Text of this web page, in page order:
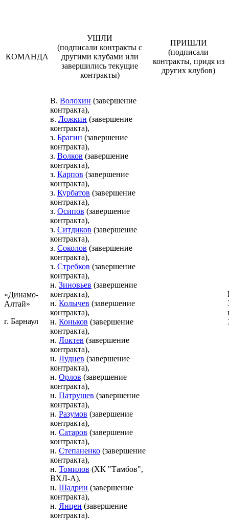
КОМАНДА
УШЛИ
(подписали контракты с
другими клубами или
завершились текущие
контракты)
ПРИШЛИ
(подписали
контракты, придя из
других клубов)
«Динамо-
Алтай»
г. Барнаул
В. Волохин (завершение
контракта),
в. Ложкин (завершение
контракта),
з. Брагин (завершение
контракта),
з. Волков (завершение
контракта),
з. Карпов (завершение
контракта),
з. Курбатов (завершение
контракта),
з. Осипов (завершение
контракта),
з. Ситдиков (завершение
контракта),
з. Соколов (завершение
контракта),
з. Стребков (завершение
контракта),
н. Зиновьев (завершение
контракта),
н. Колычев (завершение
контракта),
н. Коньков (завершение
контракта),
н. Локтев (завершение
контракта),
н. Лудцев (завершение
контракта),
н. Орлов (завершение
контракта),
н. Патрушев (завершение
контракта),
н. Разумов (завершение
контракта),
н. Сатаров (завершение
контракта),
н. Степаненко (завершение
контракта),
н. Томилов (ХК "Тамбов",
ВХЛ-А),
н. Шадрин (завершение
контракта),
н. Янцен (завершение
контракта).